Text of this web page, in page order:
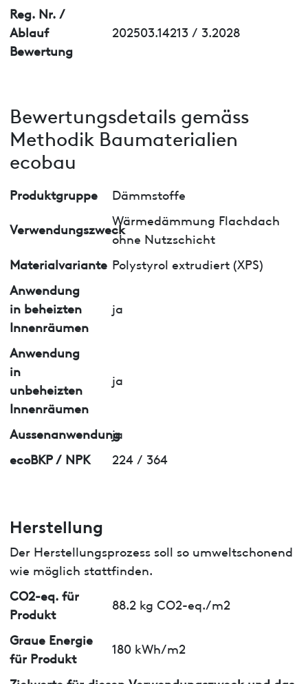
Reg. Nr. /
Ablauf
Bewertung
202503.14213 / 3.2028
Bewertungsdetails gemäss
Methodik Baumaterialien
ecobau
Produktgruppe Dämmstoffe
Verwendungszweck
Wärmedämmung Flachdach
ohne Nutzschicht
Materialvariante Polystyrol extrudiert (XPS)
Anwendung
in beheizten
Innenräumen
ja
Anwendung
in
unbeheizten
Innenräumen
ja
Aussenanwendung
ja
ecoBKP / NPK
224 / 364
Herstellung
Der Herstellungsprozess soll so umweltschonend
wie möglich stattfinden.
CO2-eq. für
Produkt
88.2 kg CO2-eq./m2
Graue Energie
für Produkt
180 kWh/m2